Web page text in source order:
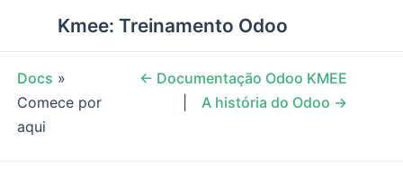
Kmee: Treinamento Odoo
Docs »
Comece por
aqui
← Documentação Odoo KMEE
A história do Odoo →